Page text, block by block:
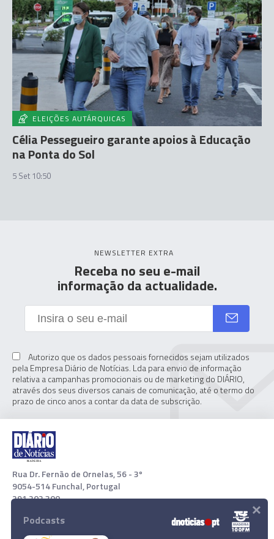
ELEIÇÕES AUTÁRQUICAS
Célia Pessegueiro garante apoios à Educação
na Ponta do Sol
5 Set 10:50
NEWSLETTER EXTRA
Receba no seu e-mail
informação da actualidade.
Autorizo que os dados pessoais fornecidos sejam utilizados
pela Empresa Diário de Notícias. Lda para envio de informação
relativa a campanhas promocionais ou de marketing do DIÁRIO,
através dos seus diversos canais de comunicação, até o termo do
prazo de cinco anos a contar da data de subscrição.
Rua Dr. Fernão de Ornelas, 56 - 3º
9054-514 Funchal, Portugal
291 202 300
Download App
Podcasts ×